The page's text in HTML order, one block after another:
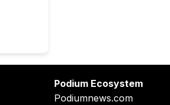
Podium Ecosystem
Podiumnews.com